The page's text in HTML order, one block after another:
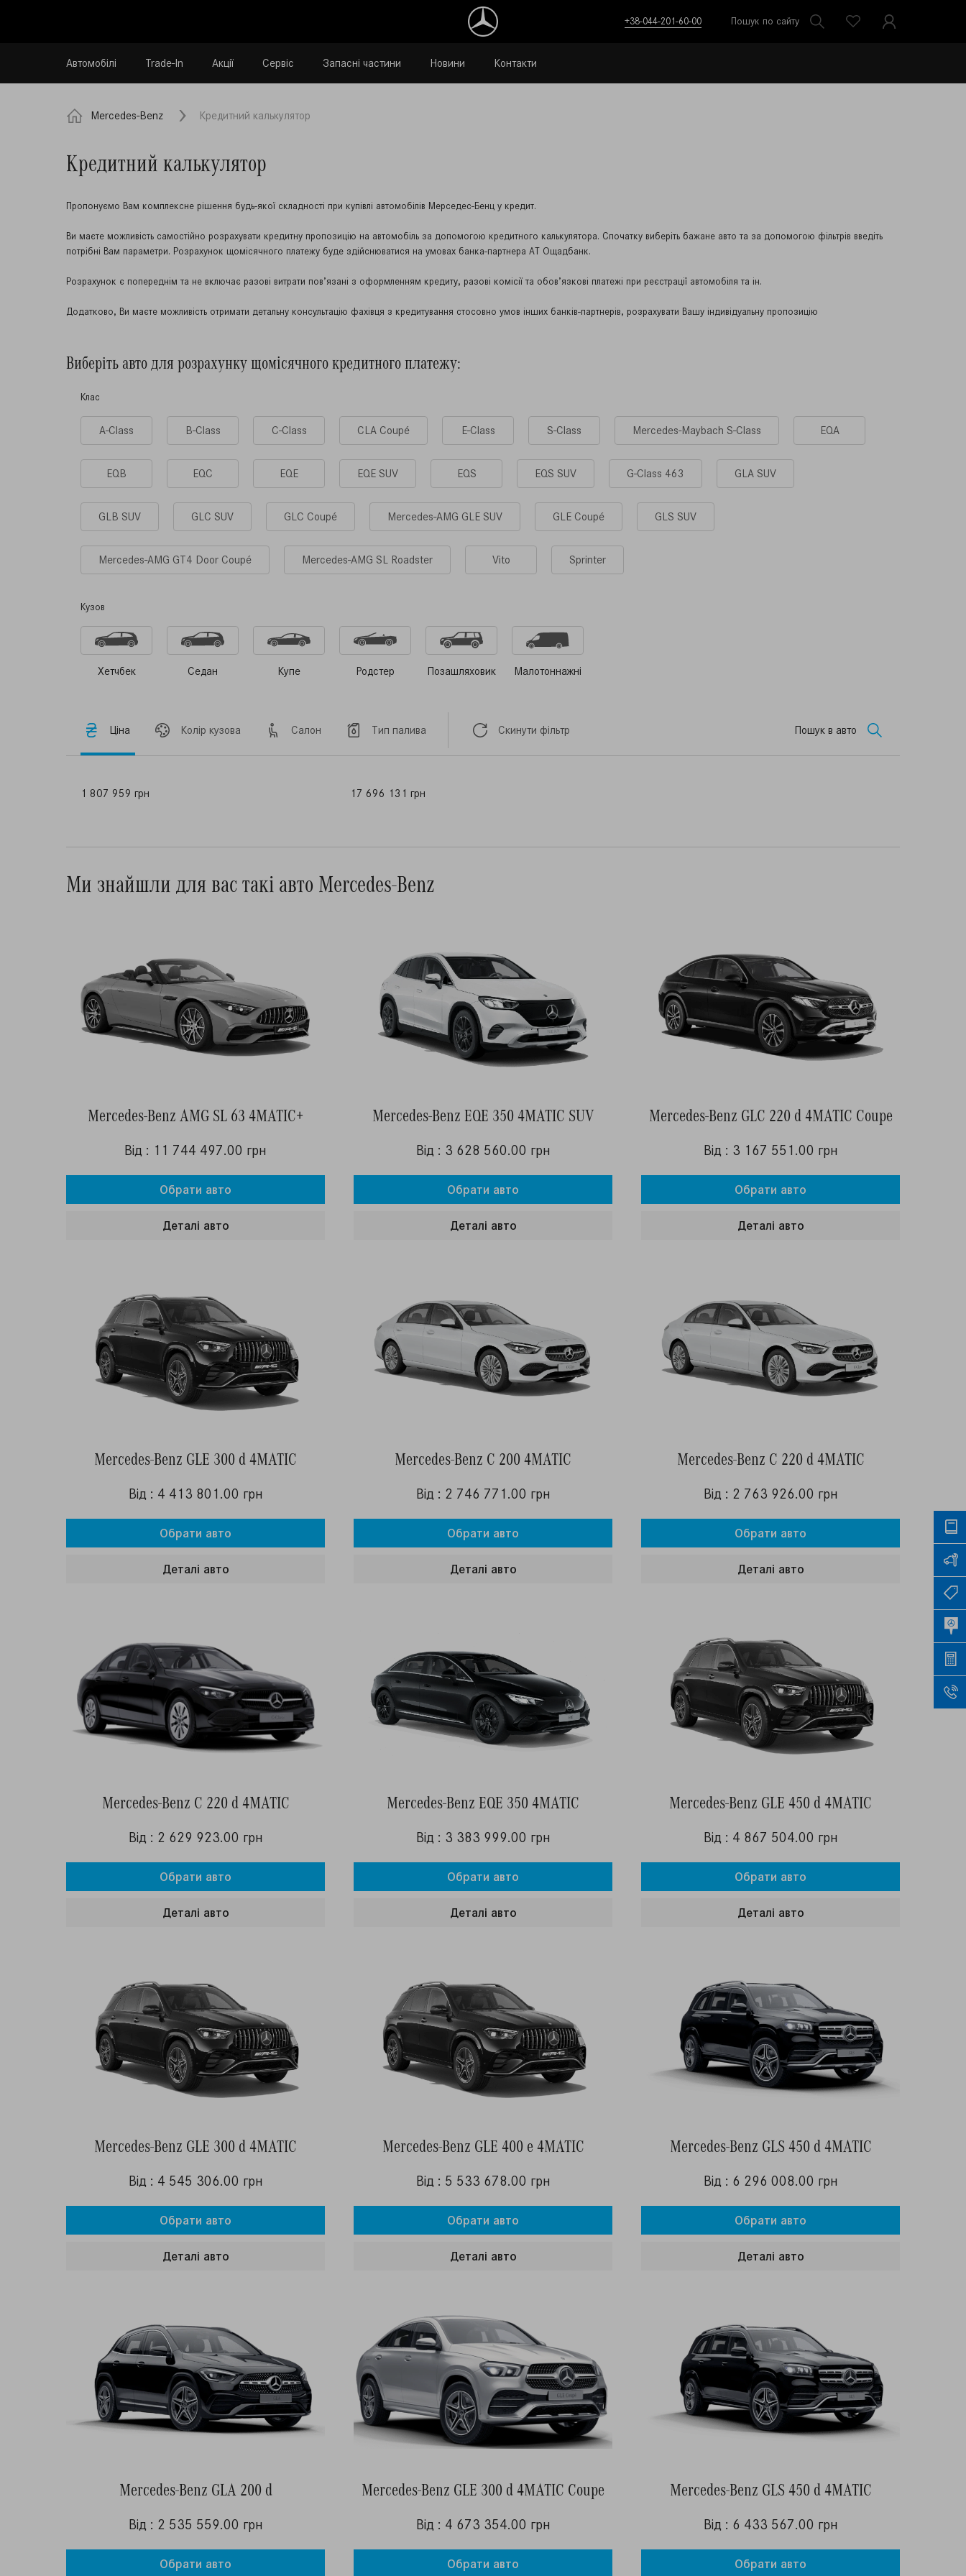
+38-044-201-60-00 Пошук по сайту
Автомобілі Trade-In Акції Сервіс Запасні частини Новини Контакти
Mercedes-Benz Кредитний калькулятор
Кредитний калькулятор
Пропонуємо Вам комплексне рішення будь-якої складності при купівлі автомобілів Мерседес-Бенц у кредит.
Ви маєте можливість самостійно розрахувати кредитну пропозицію на автомобіль за допомогою кредитного калькулятора. Спочатку виберіть бажане авто та за допомогою фільтрів введіть
потрібні Вам параметри. Розрахунок щомісячного платежу буде здійснюватися на умовах банка-партнера АТ Ощадбанк.
Розрахунок є попереднім та не включає разові витрати пов’язані з оформленням кредиту, разові комісії та обов’язкові платежі при реєстрації автомобіля та ін.
Додатково, Ви маєте можливість отримати детальну консультацію фахівця з кредитування стосовно умов інших банків-партнерів, розрахувати Вашу індивідуальну пропозицію
Виберiть авто для розрахунку щомісячного кредитного платежу:
Клас
A-Class B-Class C-Class CLA Coupé E-Class S-Class Mercedes-Maybach S-Class EQA
EQB EQC EQE EQE SUV EQS EQS SUV G-Сlass 463 GLA SUV
GLB SUV GLC SUV GLC Coupé Mercedes-AMG GLE SUV GLE Coupé GLS SUV
Mercedes-AMG GT4 Door Coupé Mercedes-AMG SL Roadster Vito Sprinter
Кузов
Хетчбек Седан Купе Родстер Позашляховик Малотоннажні
Ціна Колір кузова Салон Тип палива Скинути фільтр Пошук в авто
1 807 959 грн 17 696 131 грн
Ми знайшли для вас такі авто Mercedes-Benz
Mercedes-Benz AMG SL 63 4MATIC+
Від : 11 744 497.00 грн
Обрати авто
Деталi авто
Mercedes-Benz EQE 350 4MATIC SUV
Від : 3 628 560.00 грн
Обрати авто
Деталi авто
Mercedes-Benz GLC 220 d 4MATIC Coupe
Від : 3 167 551.00 грн
Обрати авто
Деталi авто
Mercedes-Benz GLE 300 d 4MATIC
Від : 4 413 801.00 грн
Обрати авто
Деталi авто
Mercedes-Benz C 200 4MATIC
Від : 2 746 771.00 грн
Обрати авто
Деталi авто
Mercedes-Benz C 220 d 4MATIC
Від : 2 763 926.00 грн
Обрати авто
Деталi авто
Mercedes-Benz C 220 d 4MATIC
Від : 2 629 923.00 грн
Обрати авто
Деталi авто
Mercedes-Benz EQE 350 4MATIC
Від : 3 383 999.00 грн
Обрати авто
Деталi авто
Mercedes-Benz GLE 450 d 4MATIC
Від : 4 867 504.00 грн
Обрати авто
Деталi авто
Mercedes-Benz GLE 300 d 4MATIC
Від : 4 545 306.00 грн
Обрати авто
Деталi авто
Mercedes-Benz GLE 400 e 4MATIC
Від : 5 533 678.00 грн
Обрати авто
Деталi авто
Mercedes-Benz GLS 450 d 4MATIC
Від : 6 296 008.00 грн
Обрати авто
Деталi авто
Mercedes-Benz GLA 200 d
Від : 2 535 559.00 грн
Обрати авто
Mercedes-Benz GLE 300 d 4MATIC Coupe
Від : 4 673 354.00 грн
Обрати авто
Mercedes-Benz GLS 450 d 4MATIC
Від : 6 433 567.00 грн
Обрати авто